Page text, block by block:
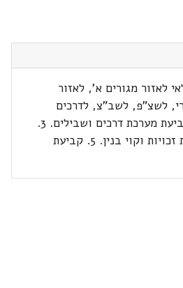
לאזור מגורים א', לאזור
לשצ"פ, לשב"צ, לדרכים
ולדרכים משולבות. 2. קביעת מערכת דרכים ושבילים. 3.
קביעת חלוקה. 4. קביעת זכויות וקוי בנין. 5. קביעת